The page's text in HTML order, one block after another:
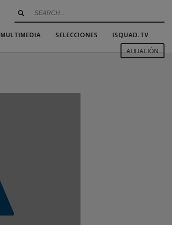
MULTIMEDIA SELECCIONES
ISQUAD.TV
AFILIACIÓN